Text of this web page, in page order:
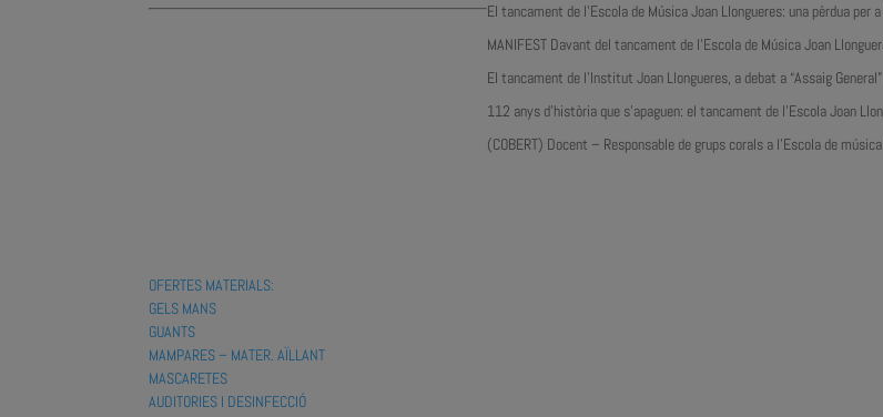
El tancament de l’Escola de Música Joan Llongueres: una pèrdua per
MANIFEST Davant del tancament de l’Escola de Música Joan
El tancament de l’Institut Joan Llongueres, a debat a “Assaig
112 anys d’història que s’apaguen: el tancament de l’Escola Joan
(COBERT) Docent – Responsable de grups corals a l’Escola de
OFERTES MATERIALS:
GELS MANS
GUANTS
MAMPARES – MATER. AÏLLANT
MASCARETES
AUDITORIES I DESINFECCIÓ